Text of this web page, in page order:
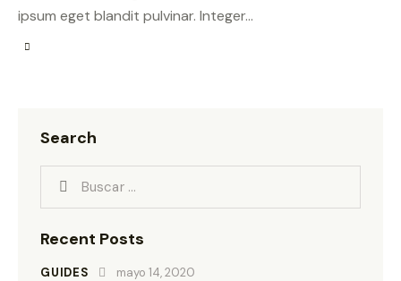
i
e
ipsum eget blandit pulvinar. Integer…
Search
Recent Posts
GUIDES mayo 14, 2020